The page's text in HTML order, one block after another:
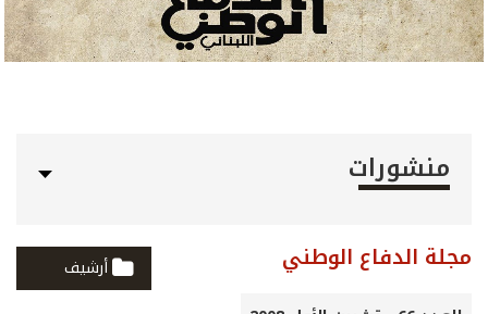
منشورات
مجلة الدفاع الوطني
أرشيف